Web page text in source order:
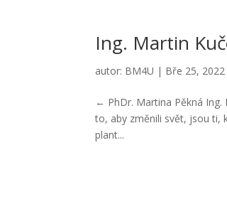
Ing. Martin
autor: BM4U | Bře 25, 2022
← PhDr. Martina Pěkná
to, aby změnili svět, jsou
plant...